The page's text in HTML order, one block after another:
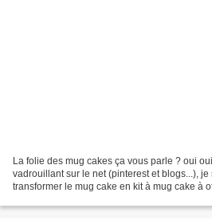
La folie des mug cakes ça vous parle ? oui
vadrouillant sur le net (pinterest et blogs...),
transformer le mug cake en kit à mug cake à